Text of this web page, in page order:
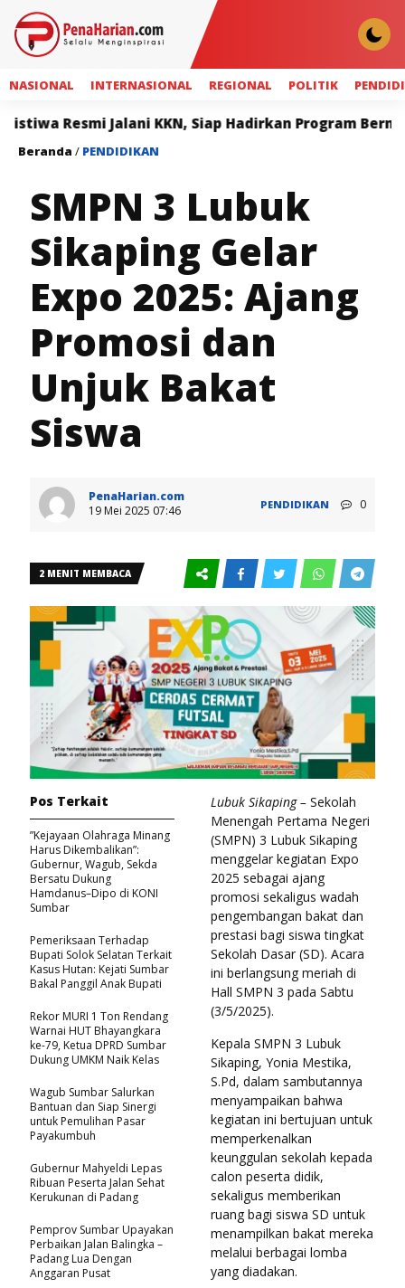
NASIONAL INTERNASIONAL REGIONAL POLITIK
Jalani KKN, Siap Hadirkan Program Bermanfaat
Beranda / PENDIDIKAN
SMPN 3 Lubuk
Sikaping Gelar
Expo 2025: Ajang
Promosi dan
Unjuk Bakat
Siswa
PenaHarian.com
19 Mei 2025 07:46
PENDIDIKAN 0
2 MENIT MEMBACA
Lubuk Sikaping – Sekolah
Menengah Pertama Negeri
(SMPN) 3 Lubuk Sikaping
menggelar kegiatan Expo
2025 sebagai ajang
promosi sekaligus wadah
pengembangan bakat dan
prestasi bagi siswa tingkat
Sekolah Dasar (SD). Acara
ini berlangsung meriah di
Hall SMPN 3 pada Sabtu
(3/5/2025).
Kepala SMPN 3 Lubuk
Sikaping, Yonia Mestika,
S.Pd, dalam sambutannya
menyampaikan bahwa
kegiatan ini bertujuan untuk
memperkenalkan
keunggulan sekolah kepada
calon peserta didik,
sekaligus memberikan
ruang bagi siswa SD untuk
menampilkan bakat mereka
melalui berbagai lomba
yang diadakan.
Pos Terkait
​”Kejayaan Olahraga Minang
Harus Dikembalikan”:
Gubernur, Wagub, Sekda
Bersatu Dukung
Hamdanus–Dipo di KONI
Sumbar
Pemeriksaan Terhadap
Bupati Solok Selatan Terkait
Kasus Hutan: Kejati Sumbar
Bakal Panggil Anak Bupati
Rekor MURI 1 Ton Rendang
Warnai HUT Bhayangkara
ke-79, Ketua DPRD Sumbar
Dukung UMKM Naik Kelas
Wagub Sumbar Salurkan
Bantuan dan Siap Sinergi
untuk Pemulihan Pasar
Payakumbuh
Gubernur Mahyeldi Lepas
Ribuan Peserta Jalan Sehat
Kerukunan di Padang
Pemprov Sumbar Upayakan
Perbaikan Jalan Balingka –
Padang Lua Dengan
Anggaran Pusat